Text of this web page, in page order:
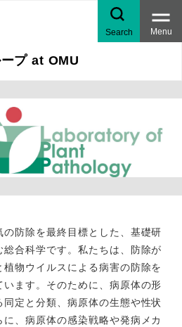
プ at OMU
Search Menu
防除を最終目標とした、基礎研
合科学です。私たちは、防除が
物ウイルスによる病害の防除を
ます。そのために、病原体の形
定と分類、病原体の生態や性状
、病原体の感染戦略や発病メカ